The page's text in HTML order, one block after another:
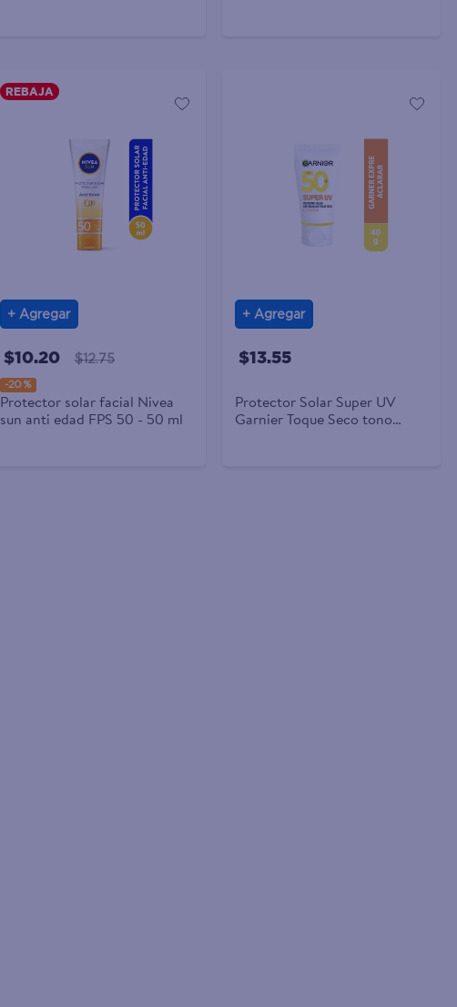
REBAJA
Agregar
$12.75
$10.20
-20 %
Protector solar facial Nivea
sun anti edad FPS 50 - 50 ml
Agregar
$13.55
Protector Solar Super UV
Garnier Toque Seco tono